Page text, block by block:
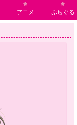
アニメ ぷちぐる